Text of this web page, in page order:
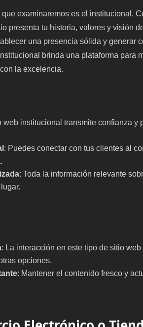
examinaremos es el institucional.
presenta tu historia, valores y visión
una presencia sólida y generar
brinda una plataforma para
la excelencia.
web institucional transmite confianza y
: Puedes conectar con tus clientes al
: Toda la información relevante
: La interacción en este tipo de sitio
opciones.
: Mantener el contenido fresco y